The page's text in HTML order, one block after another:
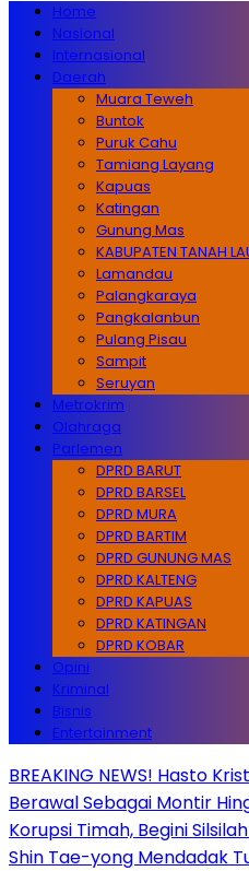
Home
Nasional
Internasional
Daerah
Muara Teweh
Buntok
Puruk Cahu
Tamiang Layang
Kapuas
Katingan
Gunung Mas
KABUPATEN TANAH
Lamandau
Palangkaraya
Pangkalanbun
Pulang Pisau
Sampit
Seruyan
Metrokrim
Olahraga
Parlemen
DPRD BARUT
DPRD BARSEL
DPRD MURA
DPRD BARTIM
DPRD GUNUNG MAS
DPRD KALTENG
DPRD KAPUAS
DPRD KATINGAN
DPRD KOBAR
Opini
Kriminal
Bisnis
Entertainment
BREAKING NEWS! Hasto
Berawal Sebagai Montir
Korupsi Timah, Begini
Shin Tae-yong Mendadak